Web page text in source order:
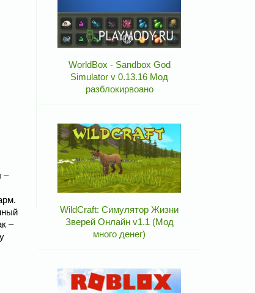
–
–
WorldBox - Sandbox God
Simulator v 0.13.16 Мод
разблокирвоано
WildCraft: Симулятор Жизни
Зверей Онлайн v1.1 (Мод
много денег)